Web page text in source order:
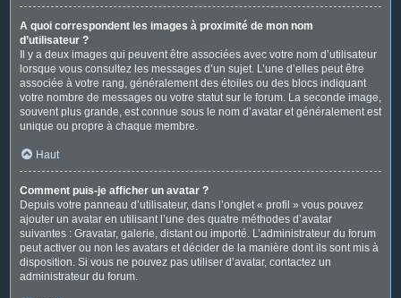
A quoi correspondent les images à proximité de mon nom
d’utilisateur ?
Il y a deux images qui peuvent être associées avec votre nom d’utilisateur
lorsque vous consultez les messages d’un sujet. L’une d’elles peut être
associée à votre rang, généralement des étoiles ou des blocs indiquant
votre nombre de messages ou votre statut sur le forum. La seconde image,
souvent plus grande, est connue sous le nom d’avatar et généralement est
unique ou propre à chaque membre.
Haut
Comment puis-je afficher un avatar ?
Depuis votre panneau d’utilisateur, dans l’onglet « profil » vous pouvez
ajouter un avatar en utilisant l’une des quatre méthodes d’avatar
suivantes : Gravatar, galerie, distant ou importé. L’administrateur du forum
peut activer ou non les avatars et décider de la manière dont ils sont mis à
disposition. Si vous ne pouvez pas utiliser d’avatar, contactez un
administrateur du forum.